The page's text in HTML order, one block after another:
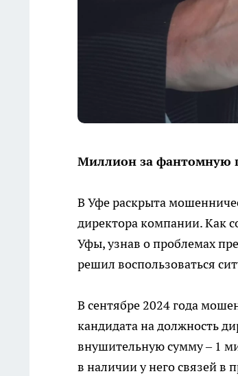
Миллион за фантомную
В Уфе раскрыта
директора компании. Как
Уфы, узнав о проблемах
решил воспользоваться
В сентябре 2024 года
кандидата на должность
внушительную сумму – 1
в наличии у него связей в